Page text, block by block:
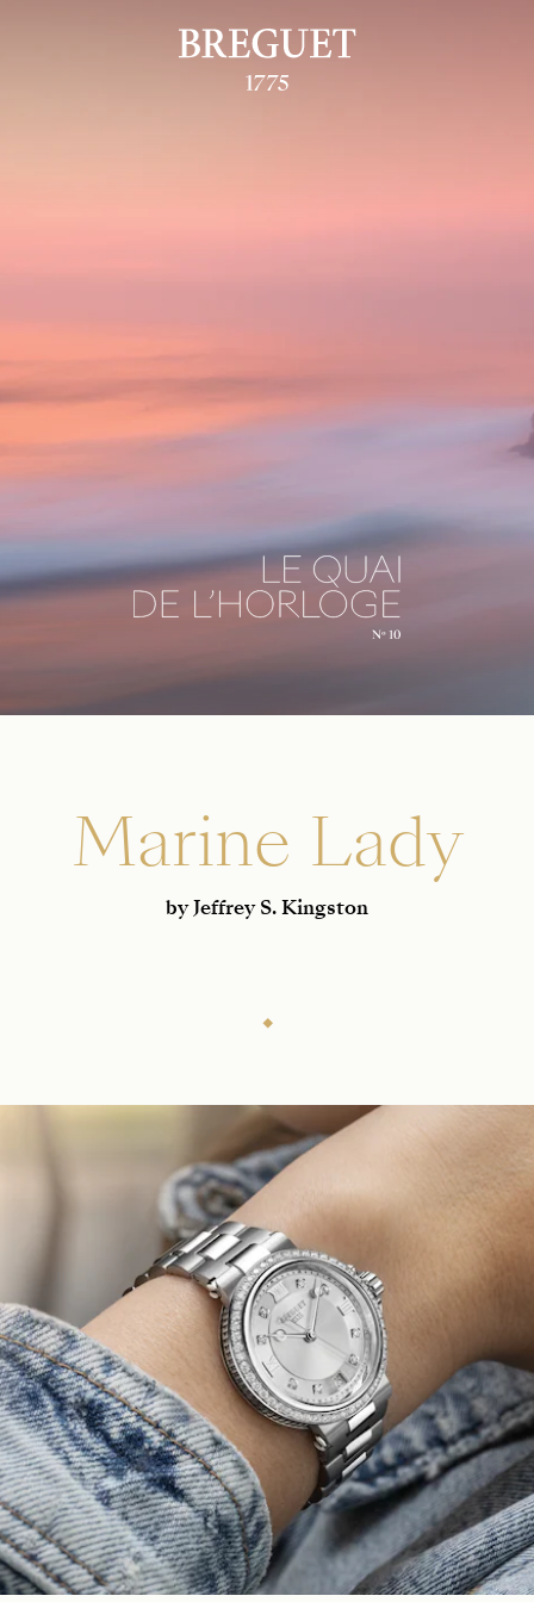
Marine Lady
by Jeffrey S. Kingston